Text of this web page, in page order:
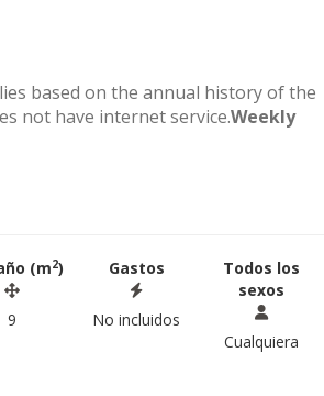
based on the annual history of the
not have internet service.Weekly
(m2)
9
Gastos
No incluidos
Todos los
sexos
Cualquiera